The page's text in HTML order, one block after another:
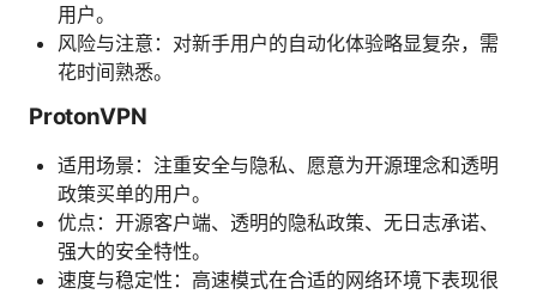
用户。
风险与注意：对新手用户的自动化体验略显复杂，需
花时间熟悉。
ProtonVPN
适用场景：注重安全与隐私、愿意为开源理念和透明
政策买单的用户。
优点：开源客户端、透明的隐私政策、无日志承诺、
强大的安全特性。
速度与稳定性：高速模式在合适的网络环境下表现很